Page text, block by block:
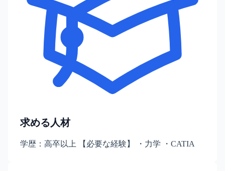
求める人材
学歴：高卒以上 【必要な経験】 ・力学 ・CATIA